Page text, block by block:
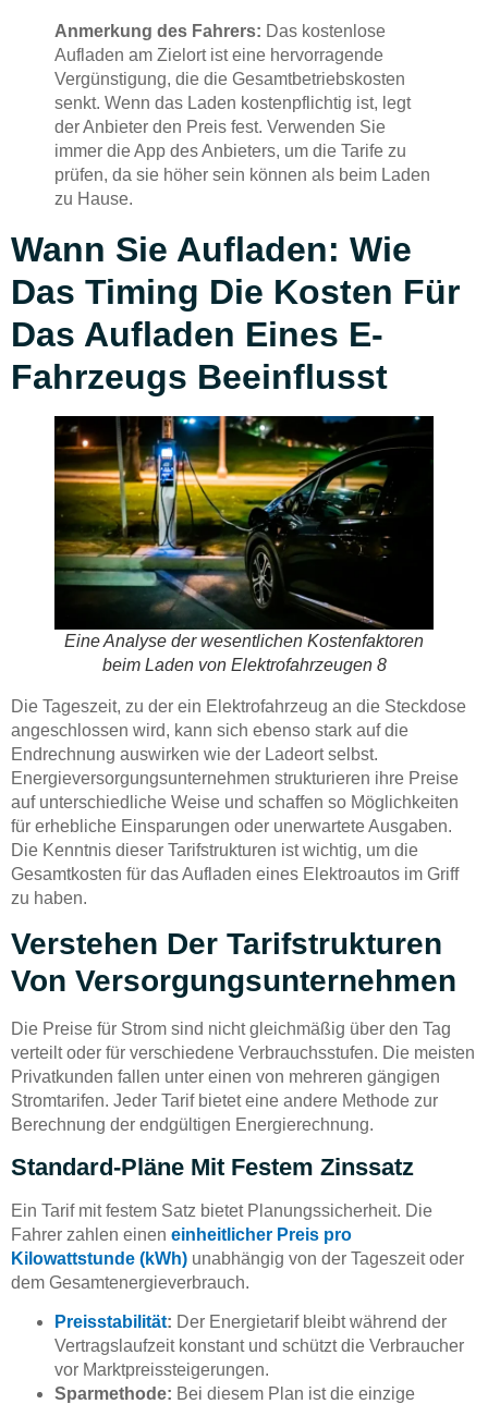
Anmerkung des Fahrers: Das kostenlose
Aufladen am Zielort ist eine hervorragende
Vergünstigung, die die Gesamtbetriebskosten
senkt. Wenn das Laden kostenpflichtig ist, legt
der Anbieter den Preis fest. Verwenden Sie
immer die App des Anbieters, um die Tarife zu
prüfen, da sie höher sein können als beim Laden
zu Hause.
Wann Sie Aufladen: Wie
Das Timing Die Kosten Für
Das Aufladen Eines E-
Fahrzeugs Beeinflusst
Eine Analyse der wesentlichen Kostenfaktoren
beim Laden von Elektrofahrzeugen 8
Die Tageszeit, zu der ein Elektrofahrzeug an die Steckdose
angeschlossen wird, kann sich ebenso stark auf die
Endrechnung auswirken wie der Ladeort selbst.
Energieversorgungsunternehmen strukturieren ihre Preise
auf unterschiedliche Weise und schaffen so Möglichkeiten
für erhebliche Einsparungen oder unerwartete Ausgaben.
Die Kenntnis dieser Tarifstrukturen ist wichtig, um die
Gesamtkosten für das Aufladen eines Elektroautos im Griff
zu haben.
Verstehen Der Tarifstrukturen
Von Versorgungsunternehmen
Die Preise für Strom sind nicht gleichmäßig über den Tag
verteilt oder für verschiedene Verbrauchsstufen. Die meisten
Privatkunden fallen unter einen von mehreren gängigen
Stromtarifen. Jeder Tarif bietet eine andere Methode zur
Berechnung der endgültigen Energierechnung.
Standard-Pläne Mit Festem Zinssatz
Ein Tarif mit festem Satz bietet Planungssicherheit. Die
Fahrer zahlen einen einheitlicher Preis pro
Kilowattstunde (kWh) unabhängig von der Tageszeit oder
dem Gesamtenergieverbrauch.
Preisstabilität: Der Energietarif bleibt während der
Vertragslaufzeit konstant und schützt die Verbraucher
vor Marktpreissteigerungen.
Sparmethode: Bei diesem Plan ist die einzige